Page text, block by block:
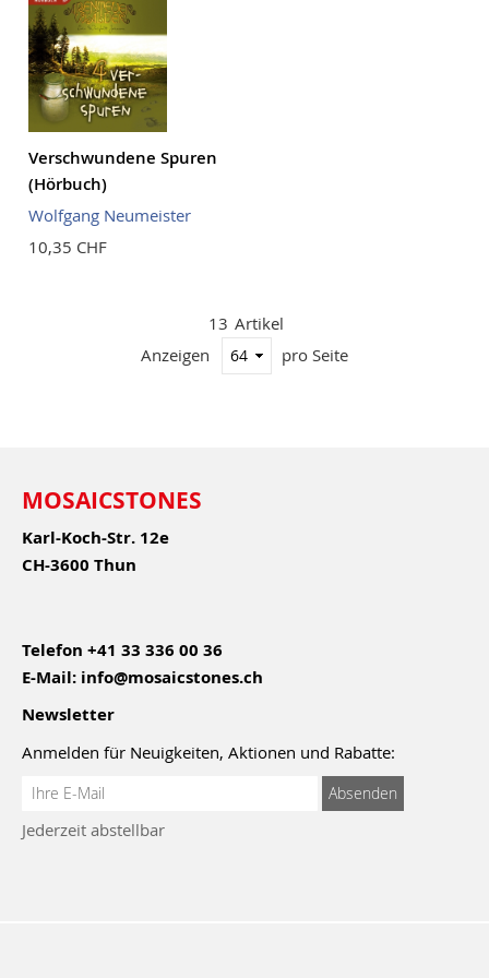
Verschwundene Spuren
(Hörbuch)
Wolfgang Neumeister
10,35 CHF
13 Artikel
Anzeigen
pro Seite
MOSAICSTONES
Karl-Koch-Str. 12e
CH-3600 Thun
Telefon +41 33 336 00 36
E-Mail: info@mosaicstones.ch
Newsletter
Anmelden für Neuigkeiten, Aktionen und Rabatte:
Anmeldung
Newsletter:
Absenden
Jederzeit abstellbar